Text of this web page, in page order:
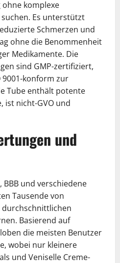
komplexe
Es unterstützt
Schmerzen und
ohne die Benommenheit
Medikamente. Die
sind GMP-zertifiziert,
9001-konform zur
Tube enthält potente
ist nicht-GVO und
und
und verschiedene
Tausende von
Basierend auf
die meisten Benutzer
wobei nur kleinere
und Veniselle Creme-